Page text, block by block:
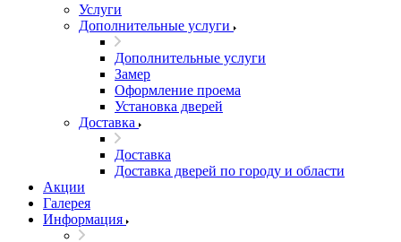
Услуги
Дополнительные услуги
Дополнительные услуги
Замер
Оформление проема
Установка дверей
Доставка
Доставка
Доставка дверей по городу и области
Акции
Галерея
Информация